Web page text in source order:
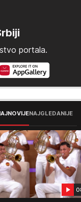
portala.
NAJGLEDANIJE